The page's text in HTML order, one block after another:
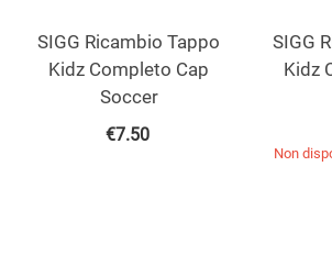
SIGG Ricambio Tappo
Kidz Completo Cap
Soccer
€7.50
SIGG
Kidz
Non